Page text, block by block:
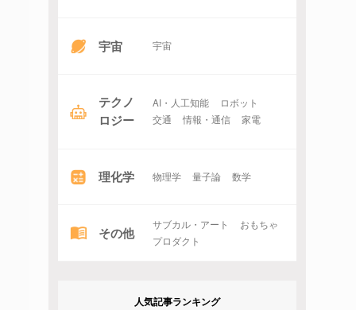
宇宙 宇宙
テクノ
ロジー
AI・人工知能
ロボット
交通
情報・通信 家電
理化学 物理学 量子論 数学
その他 サブカル・アート
おもちゃ
プロダクト
人気記事ランキング